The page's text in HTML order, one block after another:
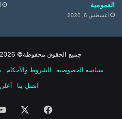
العمومية
أغسطس 6, 2026
جميع الحقوق محفوظة© 2026 الثوابت الموريتاني
سياسة الخصوصية
الشروط والأحكام
اتصل بنا
فيسبوك